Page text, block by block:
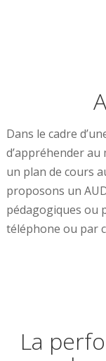
Dans le cadre
d’appréhender
un plan de cours
proposons un
pédagogiques ou
téléphone ou par
La